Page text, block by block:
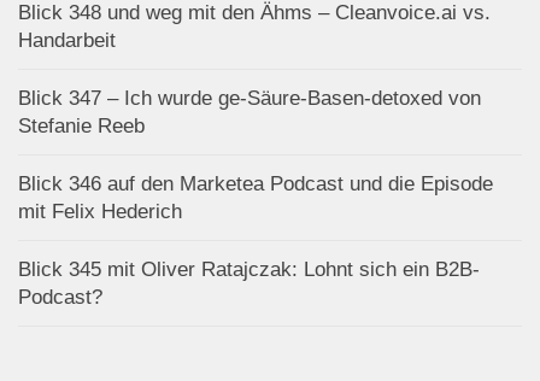
Blick 348 und weg mit den Ähms – Cleanvoice.ai vs.
Handarbeit
Blick 347 – Ich wurde ge-Säure-Basen-detoxed von
Stefanie Reeb
Blick 346 auf den Marketea Podcast und die Episode
mit Felix Hederich
Blick 345 mit Oliver Ratajczak: Lohnt sich ein B2B-
Podcast?